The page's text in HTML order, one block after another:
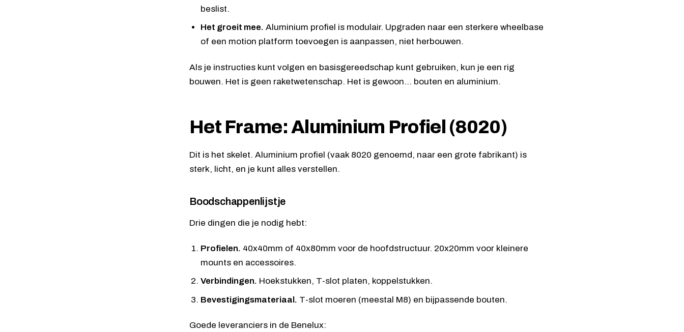
beslist.
Het groeit mee. Aluminium profiel is modulair. Upgraden naar een sterkere wheelbase
of een motion platform toevoegen is aanpassen, niet herbouwen.
Als je instructies kunt volgen en basisgereedschap kunt gebruiken, kun je een rig
bouwen. Het is geen raketwetenschap. Het is gewoon… bouten en aluminium.
Het Frame: Aluminium Profiel (8020)
Dit is het skelet. Aluminium profiel (vaak 8020 genoemd, naar een grote fabrikant) is
sterk, licht, en je kunt alles verstellen.
Boodschappenlijstje
Drie dingen die je nodig hebt:
Profielen. 40x40mm of 40x80mm voor de hoofdstructuur. 20x20mm voor kleinere
mounts en accessoires.
Verbindingen. Hoekstukken, T-slot platen, koppelstukken.
Bevestigingsmateriaal. T-slot moeren (meestal M8) en bijpassende bouten.
Goede leveranciers in de Benelux: